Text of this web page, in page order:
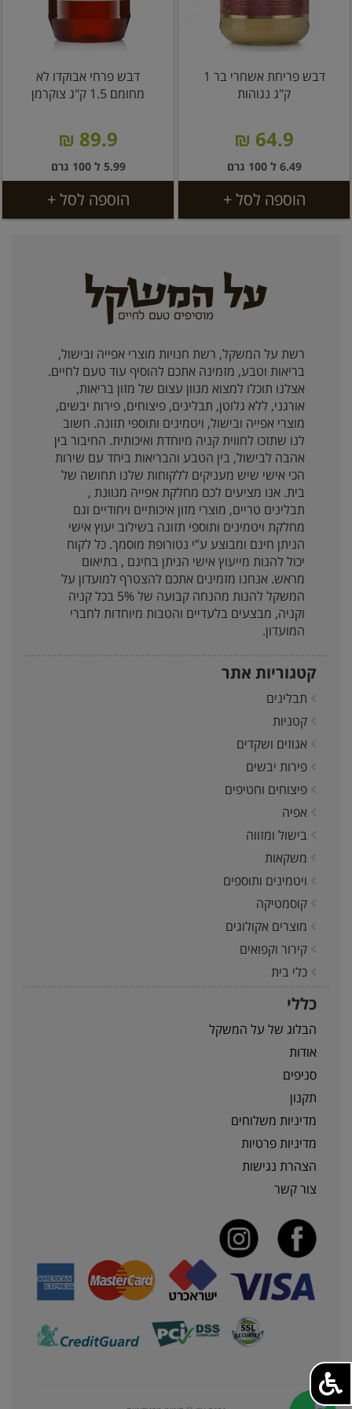
דבש פריחת אשחרי בר 1
ק"ג נגוהות
64.9 ₪
6.49 ל 100 גרם
הוספה לסל +
דבש פרחי אבוקדו לא
מחומם 1.5 ק"ג צוקרמן
89.9 ₪
5.99 ל 100 גרם
הוספה לסל +
רשת על המשקל, רשת חנויות מוצרי אפייה ובישול,
בריאות וטבע, מזמינה אתכם להוסיף עוד טעם לחיים.
אצלנו תוכלו למצוא מגוון עצום של מזון בריאות,
אורגני, ללא גלוטן, תבלינים, פיצוחים, פירות יבשים,
מוצרי אפייה ובישול, ויטמינים ותוספי תזונה. חשוב
לנו שתזכו לחווית קניה מיוחדת ואיכותית. החיבור בין
אהבה לבישול, בין הטבע והבריאות ביחד עם שירות
הכי אישי שיש מעניקים ללקוחות שלנו תחושה של
בית. אנו מציעים לכם מחלקת אפייה מגוונת ,
תבלינים טריים, מוצרי מזון איכותיים ויחודיים וגם
מחלקת ויטמינים ותוספי תזונה בשילוב יעוץ אישי
הניתן חינם ומבוצע ע”י נטורופת מוסמך. כל לקוח
יכול להנות מייעוץ אישי הניתן בחינם , בתיאום
מראש. אנחנו מזמינים אתכם להצטרף למועדון על
המשקל להנות מהנחה קבועה של 5% בכל קניה
וקניה, מבצעים בלעדיים והטבות מיוחדות לחברי
המועדון.
קטגוריות אתר
תבלינים
קטניות
אגוזים ושקדים
פירות יבשים
פיצוחים וחטיפים
אפיה
בישול ומזווה
משקאות
ויטמינים ותוספים
קוסמטיקה
מוצרים אקולוגים
קירור וקפואים
כלי בית
כללי
הבלוג של על המשקל
אודות
סניפים
תקנון
מדיניות משלוחים
מדיניות פרטיות
הצהרת נגישות
צור קשר